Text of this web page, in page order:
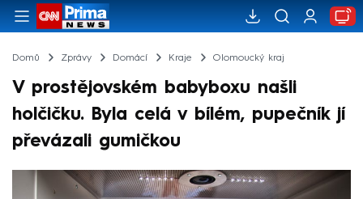
Domů Zprávy Domácí Kraje Olomoucký kraj
V prostějovském babyboxu našli
holčičku. Byla celá v bílém, pupečník jí
převázali gumičkou